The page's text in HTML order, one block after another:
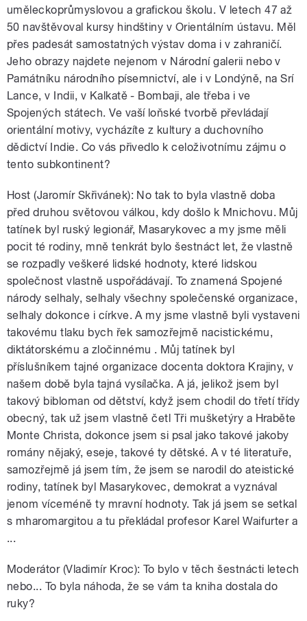
uměleckoprůmyslovou a grafickou školu. V letech 47 až
50 navštěvoval kursy hindštiny v Orientálním ústavu. Měl
přes padesát samostatných výstav doma i v zahraničí.
Jeho obrazy najdete nejenom v Národní galerii nebo v
Památníku národního písemnictví, ale i v Londýně, na Srí
Lance, v Indii, v Kalkatě - Bombaji, ale třeba i ve
Spojených státech. Ve vaší loňské tvorbě převládají
orientální motivy, vycházíte z kultury a duchovního
dědictví Indie. Co vás přivedlo k celoživotnímu zájmu o
tento subkontinent?
Host (Jaromír Skřivánek): No tak to byla vlastně doba
před druhou světovou válkou, kdy došlo k Mnichovu. Můj
tatínek byl ruský legionář, Masarykovec a my jsme měli
pocit té rodiny, mně tenkrát bylo šestnáct let, že vlastně
se rozpadly veškeré lidské hodnoty, které lidskou
společnost vlastně uspořádávají. To znamená Spojené
národy selhaly, selhaly všechny společenské organizace,
selhaly dokonce i církve. A my jsme vlastně byli vystaveni
takovému tlaku bych řek samozřejmě nacistickému,
diktátorskému a zločinnému . Můj tatínek byl
příslušníkem tajné organizace docenta doktora Krajiny, v
našem době byla tajná vysílačka. A já, jelikož jsem byl
takový bibloman od dětství, když jsem chodil do třetí třídy
obecný, tak už jsem vlastně četl Tři mušketýry a Hraběte
Monte Christa, dokonce jsem si psal jako takové jakoby
romány nějaký, eseje, takové ty dětské. A v té literatuře,
samozřejmě já jsem tím, že jsem se narodil do ateistické
rodiny, tatínek byl Masarykovec, demokrat a vyznával
jenom víceméně ty mravní hodnoty. Tak já jsem se setkal
s mharomargitou a tu překládal profesor Karel Waifurter a
...
Moderátor (Vladimír Kroc): To bylo v těch šestnácti letech
nebo... To byla náhoda, že se vám ta kniha dostala do
ruky?